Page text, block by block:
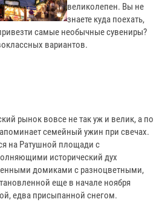
великолепен. Вы не
знаете куда поехать,
самые необычные сувениры?
вариантов.
рынок вовсе не так уж и велик, а по
семейный ужин при свечах.
на Ратушной площади с
исторический дух
домиками с разноцветными,
еще в начале ноября
едва присыпанной снегом.